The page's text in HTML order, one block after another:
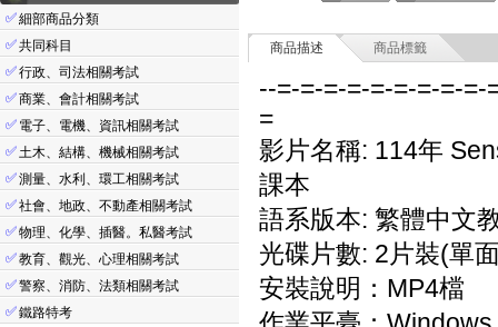
✅細部商品分類
✅共同科目
✅行政、司法相關考試
✅商業、會計相關考試
✅ 電子、電機、資訊相關考試
✅土木、結構、機械相關考試
✅測量、水利、環工相關考試
✅社會、地政、不動產相關考試
✅物理、化學、插醫。私醫考試
✅教育、觀光、心理相關考試
✅警察、消防、法類相關考試
✅鐵路特考
商品描述 商品標籤
--=-=-=-=-=-=-=-=-=-
=
影片名稱: 114年
課本
語系版本: 繁體中文
光碟片數: 2片裝(單
安裝說明：MP4檔